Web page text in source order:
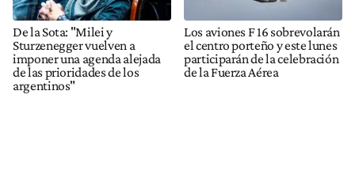
De la Sota: "Milei y
Sturzenegger vuelven a
imponer una agenda alejada
de las prioridades de los
argentinos"
Los aviones F 16 sobrevolarán
el centro porteño y este lunes
participarán de la celebración
de la Fuerza Aérea